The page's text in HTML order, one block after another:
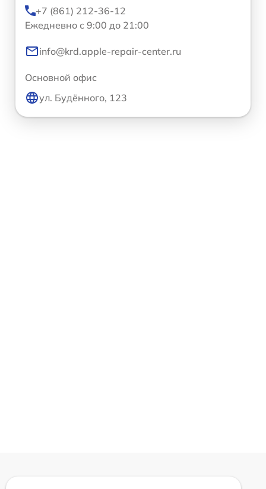
+7 (861) 212-36-12
Ежедневно с 9:00 до 21:00
info@krd.apple-repair-center.ru
Основной офис
ул. Будённого, 123